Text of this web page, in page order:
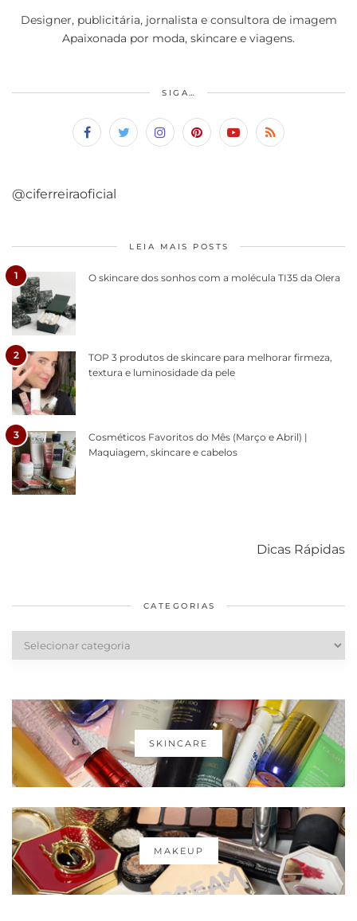
Designer, publicitária, jornalista e consultora de imagem
Apaixonada por moda, skincare e viagens.
SIGA…
@ciferreiraoficial
LEIA MAIS POSTS
1 O skincare dos sonhos com a molécula TI35 da Olera
2
TOP 3 produtos de skincare para melhorar firmeza,
textura e luminosidade da pele
3
Cosméticos Favoritos do Mês (Março e Abril) |
Maquiagem, skincare e cabelos
Dicas Rápidas
diários
cabelos
CATEGORIAS
Categorias
SKINCARE
MAKEUP